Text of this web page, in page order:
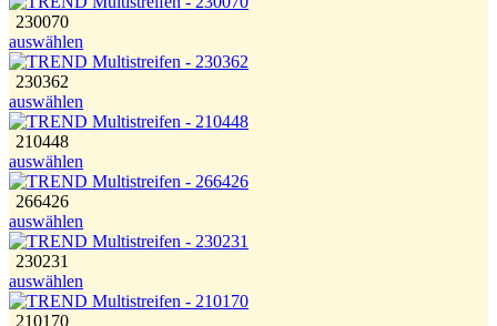
230070
auswählen
230362
auswählen
210448
auswählen
266426
auswählen
230231
auswählen
210170